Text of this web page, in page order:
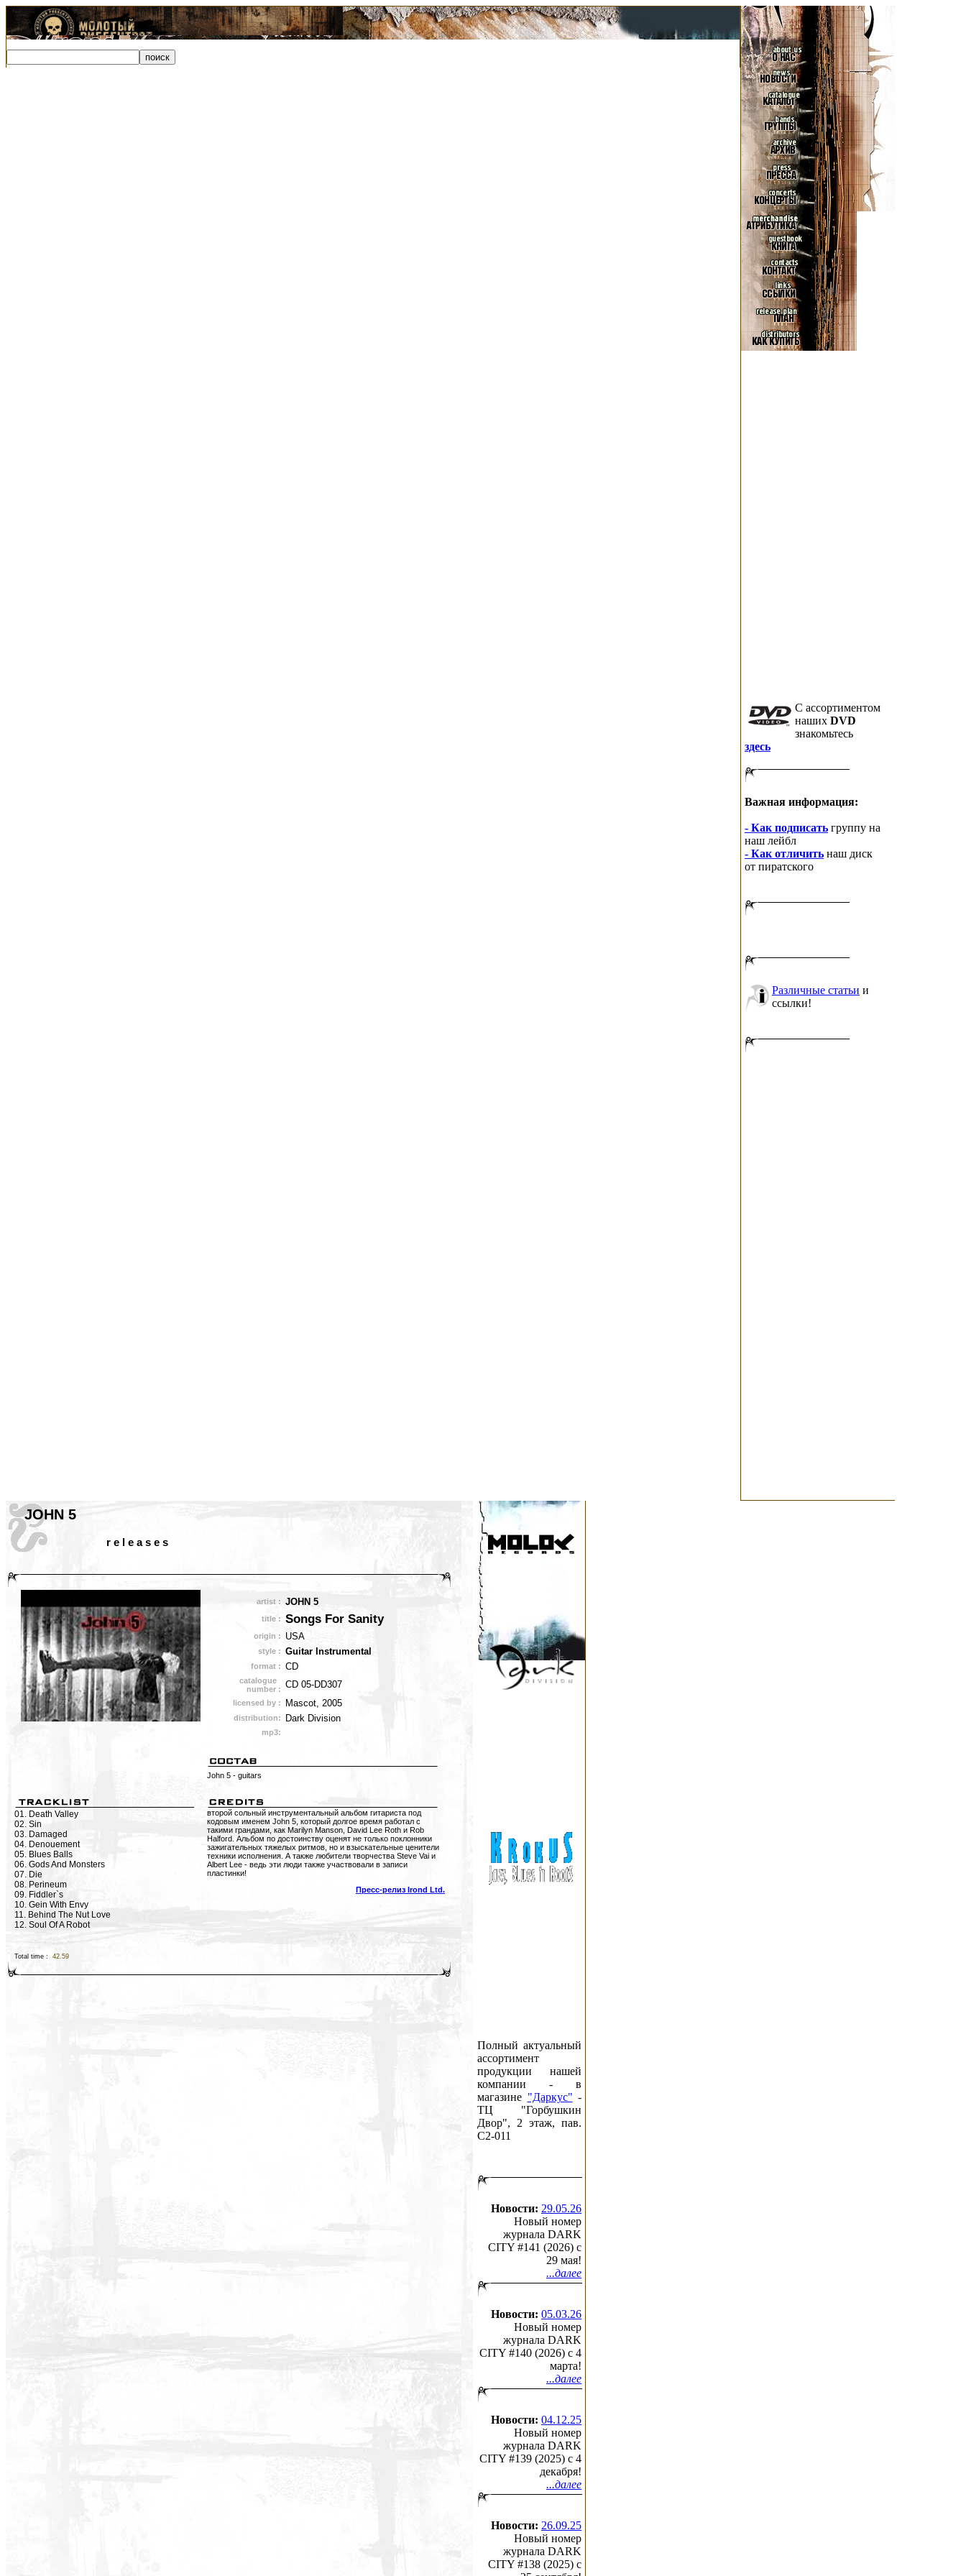
C ассортиментом
наших DVD
знакомьтесь
здесь
Важная информация:
- Как подписать группу на
наш лейбл
- Как отличить наш диск
от пиратского
Различные статьи и
ссылки!
JOHN 5
r e l e a s e s
artist : JOHN 5
title : Songs For Sanity
origin : USA
style : Guitar Instrumental
format : CD
catalogue
number : CD 05-DD307
licensed by : Mascot, 2005
distribution: Dark Division
mp3:
John 5 - guitars
01. Death Valley
02. Sin
03. Damaged
04. Denouement
05. Blues Balls
06. Gods And Monsters
07. Die
08. Perineum
09. Fiddler`s
10. Gein With Envy
11. Behind The Nut Love
12. Soul Of A Robot
Total time : 42.59
второй сольный инструментальный альбом гитариста под
кодовым именем John 5, который долгое время работал с
такими грандами, как Marilyn Manson, David Lee Roth и Rob
Halford. Альбом по достоинству оценят не только поклонники
зажигательных тяжелых ритмов, но и взыскательные ценители
техники исполнения. А также любители творчества Steve Vai и
Albert Lee - ведь эти люди также участвовали в записи
пластинки!
Пресс-релиз Irond Ltd.
Полный актуальный
ассортимент
продукции нашей
компании - в
магазине "Даркус" -
ТЦ "Горбушкин
Двор", 2 этаж, пав.
C2-011
Новости: 29.05.26
Новый номер
журнала DARK
CITY #141 (2026) c
29 мая!
...далее
Новости: 05.03.26
Новый номер
журнала DARK
CITY #140 (2026) c 4
марта!
...далее
Новости: 04.12.25
Новый номер
журнала DARK
CITY #139 (2025) c 4
декабря!
...далее
Новости: 26.09.25
Новый номер
журнала DARK
CITY #138 (2025) c